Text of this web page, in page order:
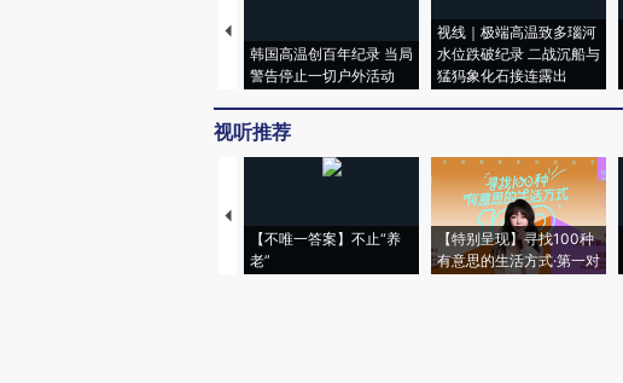
韩国高温创百年纪录 当局
警告停止一切户外活动
视线｜极端高温致多瑙河
水位跌破纪录 二战沉船与
猛犸象化石接连露出
视听推荐
【不唯一答案】不止“养
老”
【特别呈现】寻找100种
有意思的生活方式·第一对